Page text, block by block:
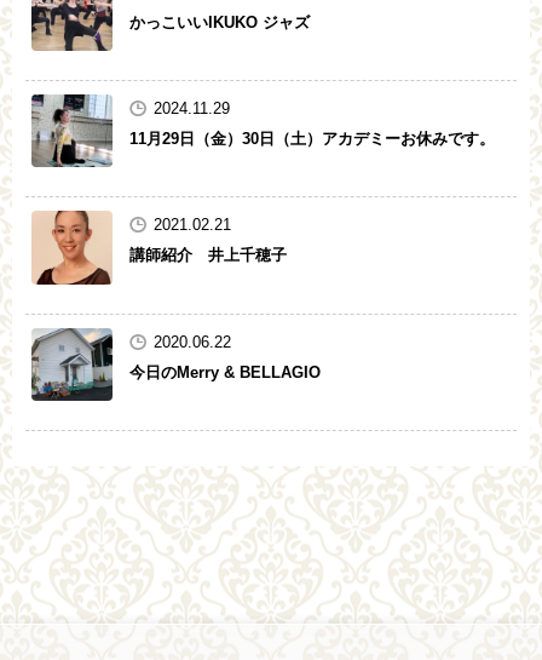
かっこいいIKUKO ジャズ
2024.11.29
11月29日（金）30日（土）アカデミーお休みです。
2021.02.21
講師紹介 井上千穂子
2020.06.22
今日のMerry & BELLAGIO